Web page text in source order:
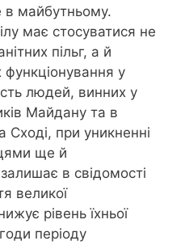
в майбутньому.
має стосуватися не
пільг, а й
функціонування у
людей, винних у
Майдану та в
Сході, при уникненні
ще й
в свідомості
великої
рівень їхньої
періоду